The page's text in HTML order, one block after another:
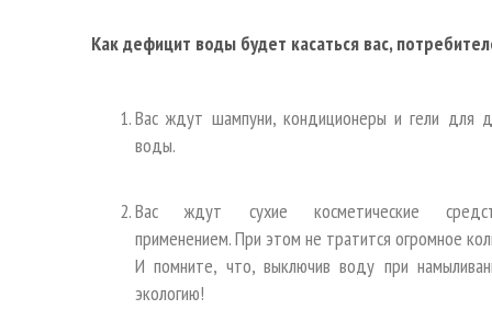
Как дефицит воды будет касаться вас,
Вас ждут шампуни, кондиционеры и гели для
воды.
Вас ждут сухие косметические
применением. При этом не тратится огромное
И помните, что, выключив воду при
экологию!